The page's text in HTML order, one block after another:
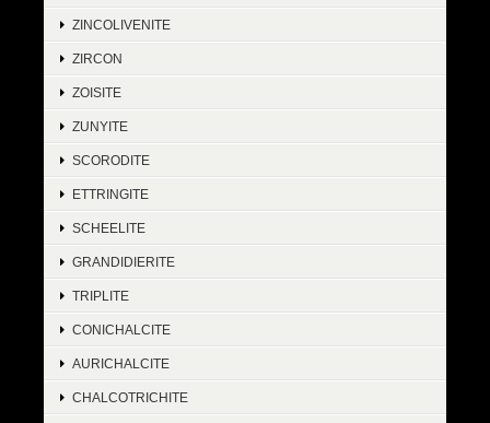
ZINCOLIVENITE
ZIRCON
ZOISITE
ZUNYITE
SCORODITE
ETTRINGITE
SCHEELITE
GRANDIDIERITE
TRIPLITE
CONICHALCITE
AURICHALCITE
CHALCOTRICHITE